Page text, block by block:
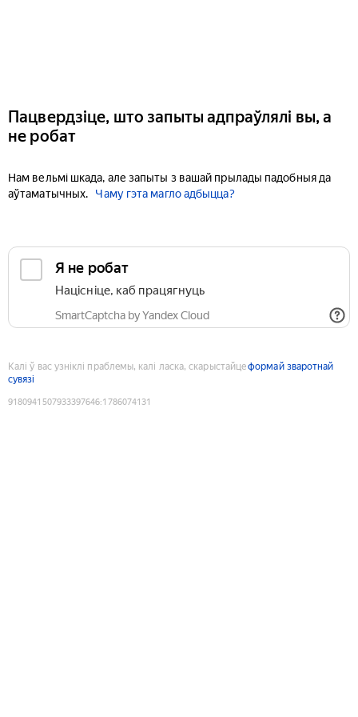
Пацвердзіце, што запыты адпраўлялі вы, а
не робат
Нам вельмі шкада, але запыты з вашай прылады падобныя да
аўтаматычных.
Чаму гэта магло адбыцца?
Я не робат
Націсніце, каб працягнуць
SmartCaptcha by Yandex Cloud
Калі ў вас узніклі праблемы, калі ласка, скарыстайцеформай зваротнай
сувязі
9180941507933397646:1786074131